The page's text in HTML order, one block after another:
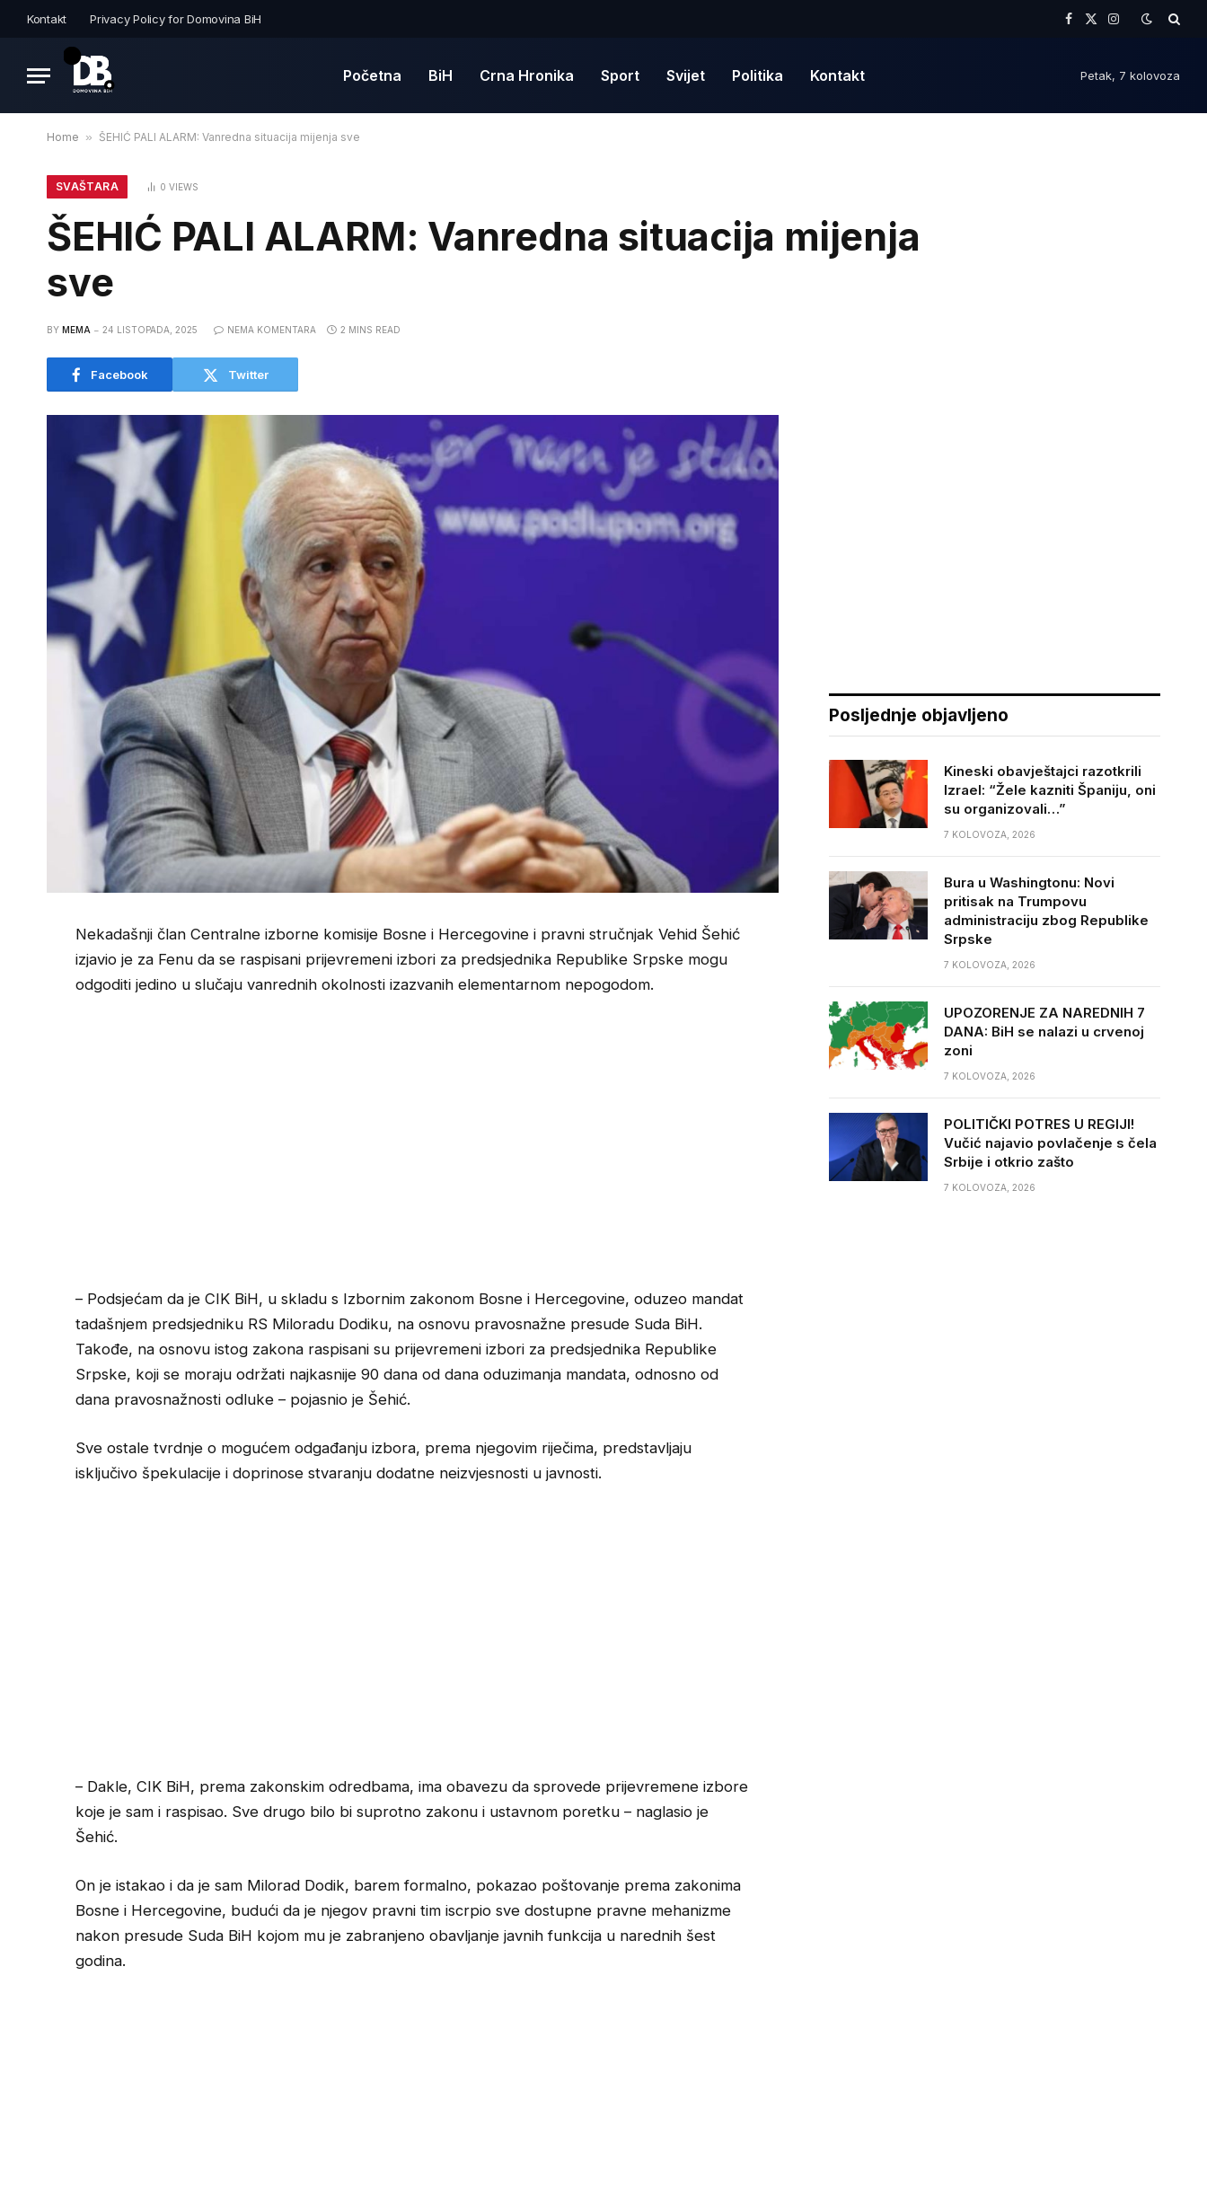
Kontakt Privacy Policy for Domovina BiH
Facebook
X
Instagram
Početna BiH Crna Hronika Sport Svijet Politika Kontakt Petak, 7 kolovoza
Home » ŠEHIĆ PALI ALARM: Vanredna situacija mijenja sve
SVAŠTARA 0 VIEWS
ŠEHIĆ PALI ALARM: Vanredna situacija mijenja
sve
BY MEMA 24 LISTOPADA, 2025 NEMA KOMENTARA 2 MINS READ
Facebook Twitter
Nekadašnji član Centralne izborne komisije Bosne i Hercegovine i pravni stručnjak Vehid Šehić
izjavio je za Fenu da se raspisani prijevremeni izbori za predsjednika Republike Srpske mogu
odgoditi jedino u slučaju vanrednih okolnosti izazvanih elementarnom nepogodom.
– Podsjećam da je CIK BiH, u skladu s Izbornim zakonom Bosne i Hercegovine, oduzeo mandat
tadašnjem predsjedniku RS Miloradu Dodiku, na osnovu pravosnažne presude Suda BiH.
Takođe, na osnovu istog zakona raspisani su prijevremeni izbori za predsjednika Republike
Srpske, koji se moraju održati najkasnije 90 dana od dana oduzimanja mandata, odnosno od
dana pravosnažnosti odluke – pojasnio je Šehić.
Sve ostale tvrdnje o mogućem odgađanju izbora, prema njegovim riječima, predstavljaju
isključivo špekulacije i doprinose stvaranju dodatne neizvjesnosti u javnosti.
– Dakle, CIK BiH, prema zakonskim odredbama, ima obavezu da sprovede prijevremene izbore
koje je sam i raspisao. Sve drugo bilo bi suprotno zakonu i ustavnom poretku – naglasio je
Šehić.
On je istakao i da je sam Milorad Dodik, barem formalno, pokazao poštovanje prema zakonima
Bosne i Hercegovine, budući da je njegov pravni tim iscrpio sve dostupne pravne mehanizme
nakon presude Suda BiH kojom mu je zabranjeno obavljanje javnih funkcija u narednih šest
godina.
Posljednje objavljeno
Kineski obavještajci razotkrili
Izrael: “Žele kazniti Španiju, oni
su organizovali…”
7 KOLOVOZA, 2026
Bura u Washingtonu: Novi
pritisak na Trumpovu
administraciju zbog Republike
Srpske
7 KOLOVOZA, 2026
UPOZORENJE ZA NAREDNIH 7
DANA: BiH se nalazi u crvenoj
zoni
7 KOLOVOZA, 2026
POLITIČKI POTRES U REGIJI!
Vučić najavio povlačenje s čela
Srbije i otkrio zašto
7 KOLOVOZA, 2026